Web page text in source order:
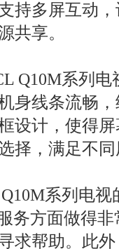
持多屏互动
共享。
Q10M系列
身线条流畅
设计，使得
择，满足不
系列电
务方面做得
求帮助。此